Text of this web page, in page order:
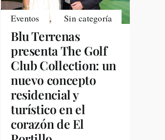
Eventos , Sin categoría
Blu Terrenas
presenta The Golf
Club Collection: un
nuevo concepto
residencial y
turístico en el
corazón de El